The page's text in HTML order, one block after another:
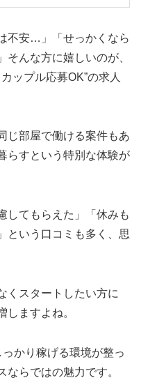
不安…」「せっかくなら
んな方に嬉しいのが、
ップル応募OK”の求人
じ部屋で働ける案件もあ
らすという特別な体験が
してもらえた」「休みも
という口コミも多く、思
くスタートしたい方に
しますよね。
かり稼げる環境が整っ
らではの魅力です。